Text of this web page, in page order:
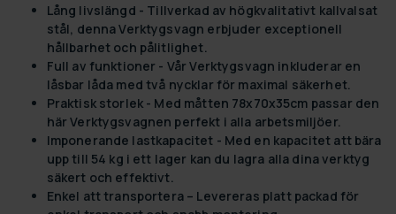
Lång livslängd - Tillverkad av högkvalitativt kallvalsat
stål, denna Verktygsvagn erbjuder exceptionell
hållbarhet och pålitlighet.
Full av funktioner - Vår Verktygsvagn inkluderar en
låsbar låda med två nycklar för maximal säkerhet.
Praktisk storlek - Med måtten 78x70x35cm passar den
här Verktygsvagnen perfekt i alla arbetsmiljöer.
Imponerande lastkapacitet - Med en kapacitet att bära
upp till 54 kg i ett lager kan du lagra alla dina verktyg
säkert och effektivt.
Enkel att transportera– Levereras platt packad för